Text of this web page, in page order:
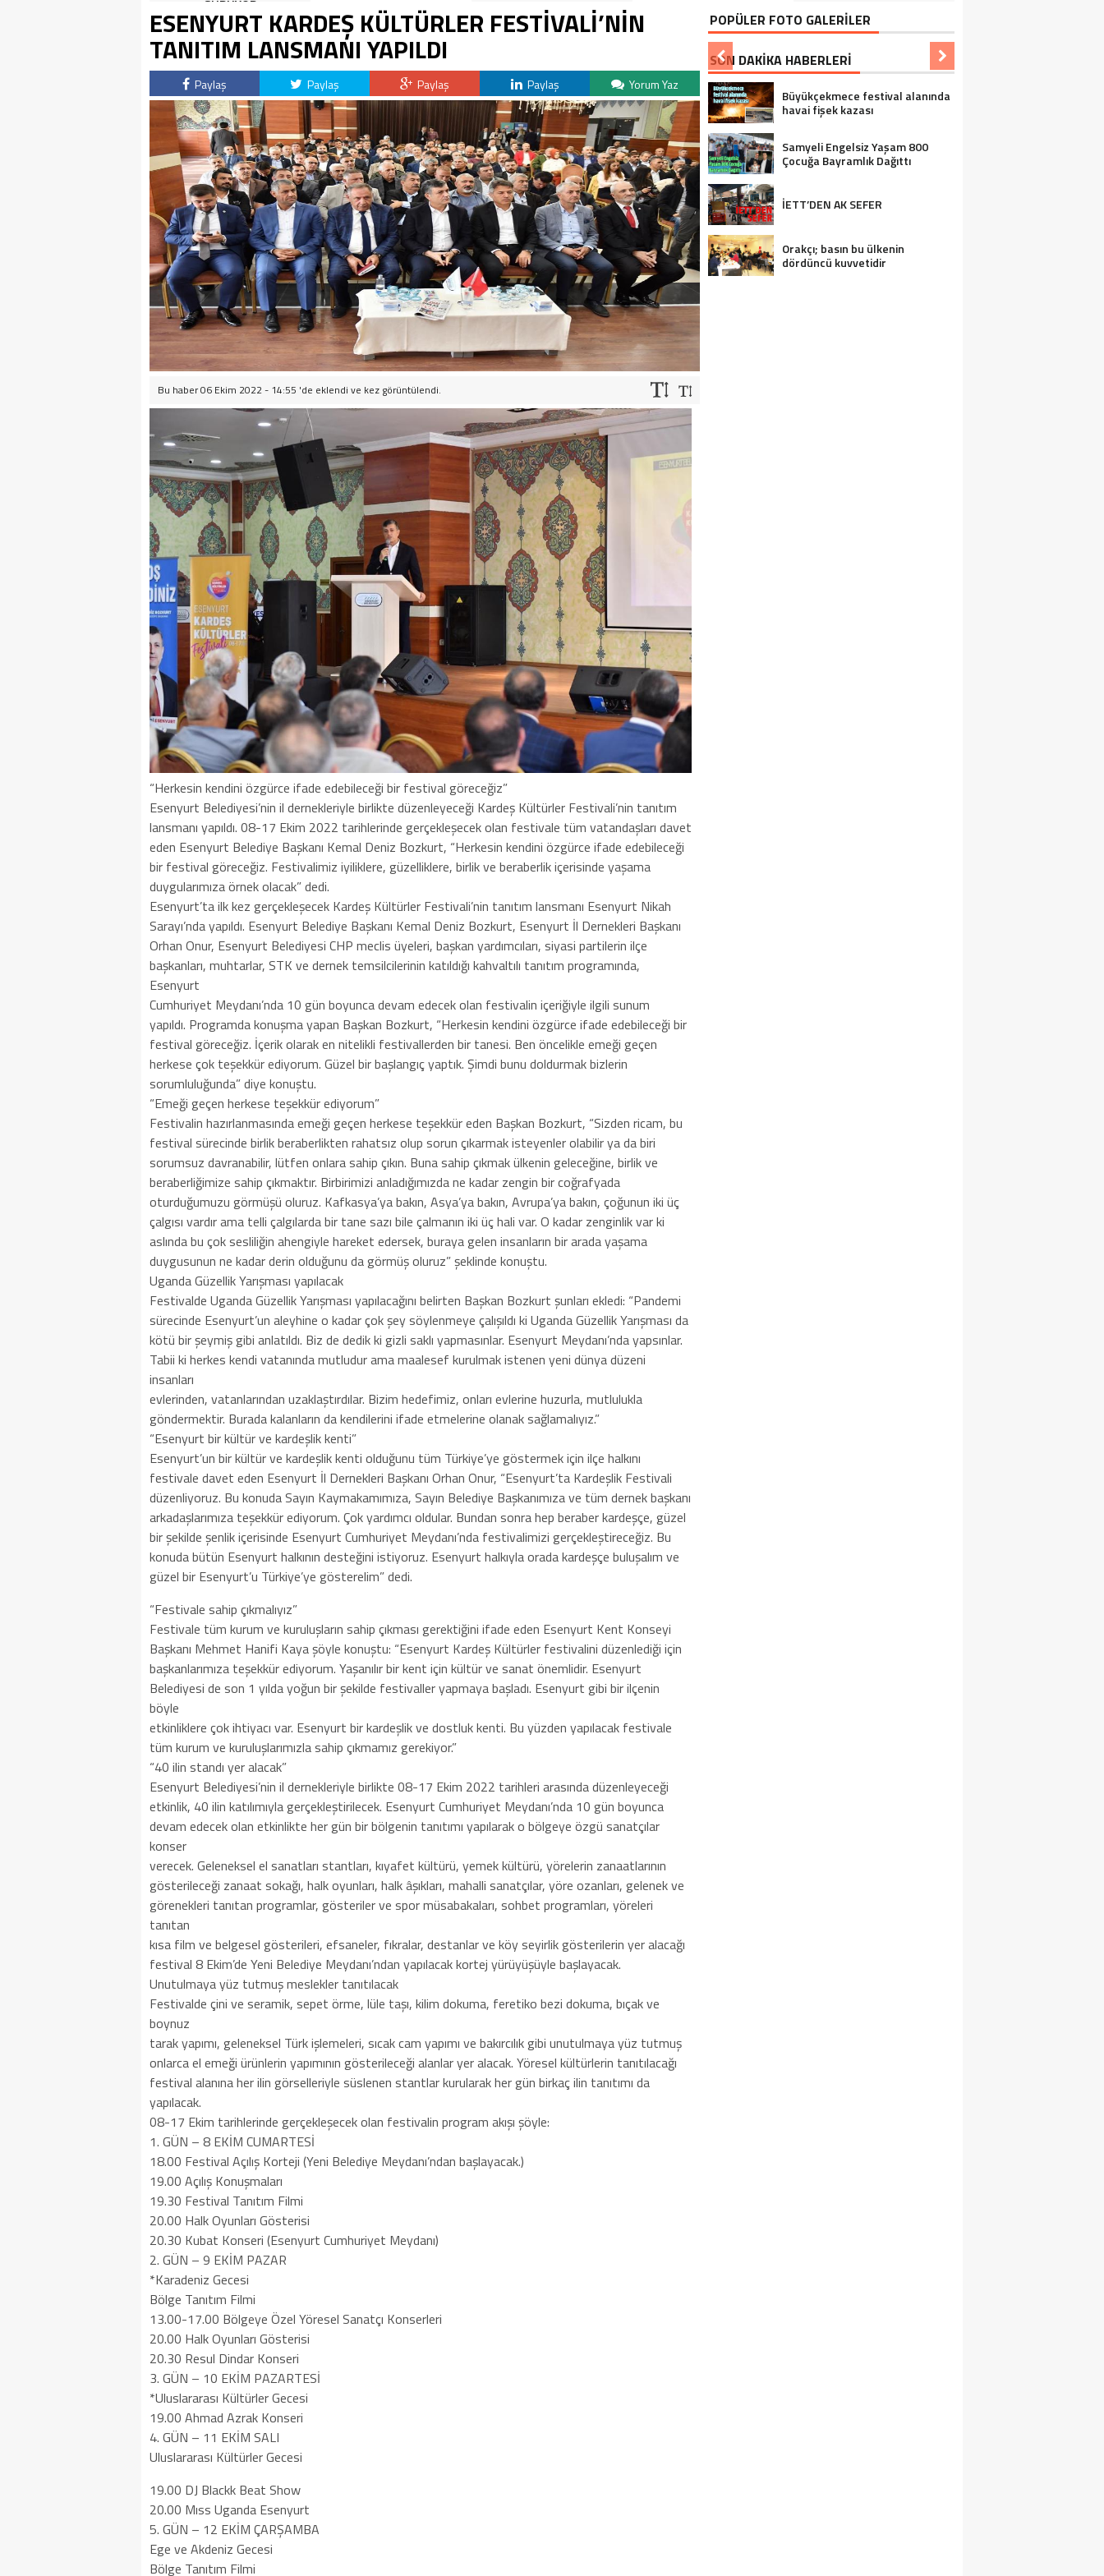
SÜRÜYOR
ESENYURT KARDEŞ KÜLTÜRLER FESTİVALİ’NİN
TANITIM LANSMANI YAPILDI
Paylaş Paylaş Paylaş Paylaş Yorum Yaz
Bu haber 06 Ekim 2022 - 14:55 'de eklendi ve kez görüntülendi.
“Herkesin kendini özgürce ifade edebileceği bir festival göreceğiz”
Esenyurt Belediyesi’nin il dernekleriyle birlikte düzenleyeceği Kardeş Kültürler Festivali’nin tanıtım
lansmanı yapıldı. 08-17 Ekim 2022 tarihlerinde gerçekleşecek olan festivale tüm vatandaşları davet
eden Esenyurt Belediye Başkanı Kemal Deniz Bozkurt, “Herkesin kendini özgürce ifade edebileceği
bir festival göreceğiz. Festivalimiz iyiliklere, güzelliklere, birlik ve beraberlik içerisinde yaşama
duygularımıza örnek olacak” dedi.
Esenyurt’ta ilk kez gerçekleşecek Kardeş Kültürler Festivali’nin tanıtım lansmanı Esenyurt Nikah
Sarayı’nda yapıldı. Esenyurt Belediye Başkanı Kemal Deniz Bozkurt, Esenyurt İl Dernekleri Başkanı
Orhan Onur, Esenyurt Belediyesi CHP meclis üyeleri, başkan yardımcıları, siyasi partilerin ilçe
başkanları, muhtarlar, STK ve dernek temsilcilerinin katıldığı kahvaltılı tanıtım programında,
Esenyurt
Cumhuriyet Meydanı’nda 10 gün boyunca devam edecek olan festivalin içeriğiyle ilgili sunum
yapıldı. Programda konuşma yapan Başkan Bozkurt, “Herkesin kendini özgürce ifade edebileceği bir
festival göreceğiz. İçerik olarak en nitelikli festivallerden bir tanesi. Ben öncelikle emeği geçen
herkese çok teşekkür ediyorum. Güzel bir başlangıç yaptık. Şimdi bunu doldurmak bizlerin
sorumluluğunda” diye konuştu.
“Emeği geçen herkese teşekkür ediyorum”
Festivalin hazırlanmasında emeği geçen herkese teşekkür eden Başkan Bozkurt, “Sizden ricam, bu
festival sürecinde birlik beraberlikten rahatsız olup sorun çıkarmak isteyenler olabilir ya da biri
sorumsuz davranabilir, lütfen onlara sahip çıkın. Buna sahip çıkmak ülkenin geleceğine, birlik ve
beraberliğimize sahip çıkmaktır. Birbirimizi anladığımızda ne kadar zengin bir coğrafyada
oturduğumuzu görmüşü oluruz. Kafkasya’ya bakın, Asya’ya bakın, Avrupa’ya bakın, çoğunun iki üç
çalgısı vardır ama telli çalgılarda bir tane sazı bile çalmanın iki üç hali var. O kadar zenginlik var ki
aslında bu çok sesliliğin ahengiyle hareket edersek, buraya gelen insanların bir arada yaşama
duygusunun ne kadar derin olduğunu da görmüş oluruz” şeklinde konuştu.
Uganda Güzellik Yarışması yapılacak
Festivalde Uganda Güzellik Yarışması yapılacağını belirten Başkan Bozkurt şunları ekledi: “Pandemi
sürecinde Esenyurt’un aleyhine o kadar çok şey söylenmeye çalışıldı ki Uganda Güzellik Yarışması da
kötü bir şeymiş gibi anlatıldı. Biz de dedik ki gizli saklı yapmasınlar. Esenyurt Meydanı’nda yapsınlar.
Tabii ki herkes kendi vatanında mutludur ama maalesef kurulmak istenen yeni dünya düzeni
insanları
evlerinden, vatanlarından uzaklaştırdılar. Bizim hedefimiz, onları evlerine huzurla, mutlulukla
göndermektir. Burada kalanların da kendilerini ifade etmelerine olanak sağlamalıyız.”
“Esenyurt bir kültür ve kardeşlik kenti”
Esenyurt’un bir kültür ve kardeşlik kenti olduğunu tüm Türkiye’ye göstermek için ilçe halkını
festivale davet eden Esenyurt İl Dernekleri Başkanı Orhan Onur, “Esenyurt’ta Kardeşlik Festivali
düzenliyoruz. Bu konuda Sayın Kaymakamımıza, Sayın Belediye Başkanımıza ve tüm dernek başkanı
arkadaşlarımıza teşekkür ediyorum. Çok yardımcı oldular. Bundan sonra hep beraber kardeşçe, güzel
bir şekilde şenlik içerisinde Esenyurt Cumhuriyet Meydanı’nda festivalimizi gerçekleştireceğiz. Bu
konuda bütün Esenyurt halkının desteğini istiyoruz. Esenyurt halkıyla orada kardeşçe buluşalım ve
güzel bir Esenyurt’u Türkiye’ye gösterelim” dedi.
“Festivale sahip çıkmalıyız”
Festivale tüm kurum ve kuruluşların sahip çıkması gerektiğini ifade eden Esenyurt Kent Konseyi
Başkanı Mehmet Hanifi Kaya şöyle konuştu: “Esenyurt Kardeş Kültürler festivalini düzenlediği için
başkanlarımıza teşekkür ediyorum. Yaşanılır bir kent için kültür ve sanat önemlidir. Esenyurt
Belediyesi de son 1 yılda yoğun bir şekilde festivaller yapmaya başladı. Esenyurt gibi bir ilçenin
böyle
etkinliklere çok ihtiyacı var. Esenyurt bir kardeşlik ve dostluk kenti. Bu yüzden yapılacak festivale
tüm kurum ve kuruluşlarımızla sahip çıkmamız gerekiyor.”
“40 ilin standı yer alacak”
Esenyurt Belediyesi’nin il dernekleriyle birlikte 08-17 Ekim 2022 tarihleri arasında düzenleyeceği
etkinlik, 40 ilin katılımıyla gerçekleştirilecek. Esenyurt Cumhuriyet Meydanı’nda 10 gün boyunca
devam edecek olan etkinlikte her gün bir bölgenin tanıtımı yapılarak o bölgeye özgü sanatçılar
konser
verecek. Geleneksel el sanatları stantları, kıyafet kültürü, yemek kültürü, yörelerin zanaatlarının
gösterileceği zanaat sokağı, halk oyunları, halk âşıkları, mahalli sanatçılar, yöre ozanları, gelenek ve
görenekleri tanıtan programlar, gösteriler ve spor müsabakaları, sohbet programları, yöreleri
tanıtan
kısa film ve belgesel gösterileri, efsaneler, fıkralar, destanlar ve köy seyirlik gösterilerin yer alacağı
festival 8 Ekim’de Yeni Belediye Meydanı’ndan yapılacak kortej yürüyüşüyle başlayacak.
Unutulmaya yüz tutmuş meslekler tanıtılacak
Festivalde çini ve seramik, sepet örme, lüle taşı, kilim dokuma, feretiko bezi dokuma, bıçak ve
boynuz
tarak yapımı, geleneksel Türk işlemeleri, sıcak cam yapımı ve bakırcılık gibi unutulmaya yüz tutmuş
onlarca el emeği ürünlerin yapımının gösterileceği alanlar yer alacak. Yöresel kültürlerin tanıtılacağı
festival alanına her ilin görselleriyle süslenen stantlar kurularak her gün birkaç ilin tanıtımı da
yapılacak.
08-17 Ekim tarihlerinde gerçekleşecek olan festivalin program akışı şöyle:
1. GÜN – 8 EKİM CUMARTESİ
18.00 Festival Açılış Korteji (Yeni Belediye Meydanı’ndan başlayacak.)
19.00 Açılış Konuşmaları
19.30 Festival Tanıtım Filmi
20.00 Halk Oyunları Gösterisi
20.30 Kubat Konseri (Esenyurt Cumhuriyet Meydanı)
2. GÜN – 9 EKİM PAZAR
*Karadeniz Gecesi
Bölge Tanıtım Filmi
13.00-17.00 Bölgeye Özel Yöresel Sanatçı Konserleri
20.00 Halk Oyunları Gösterisi
20.30 Resul Dindar Konseri
3. GÜN – 10 EKİM PAZARTESİ
*Uluslararası Kültürler Gecesi
19.00 Ahmad Azrak Konseri
4. GÜN – 11 EKİM SALI
Uluslararası Kültürler Gecesi
19.00 DJ Blackk Beat Show
20.00 Mıss Uganda Esenyurt
5. GÜN – 12 EKİM ÇARŞAMBA
Ege ve Akdeniz Gecesi
Bölge Tanıtım Filmi
POPÜLER FOTO GALERİLER
SON DAKİKA HABERLERİ
Büyükçekmece festival alanında
havai fişek kazası
Samyeli Engelsiz Yaşam 800
Çocuğa Bayramlık Dağıttı
İETT’DEN AK SEFER
Orakçı; basın bu ülkenin
dördüncü kuvvetidir